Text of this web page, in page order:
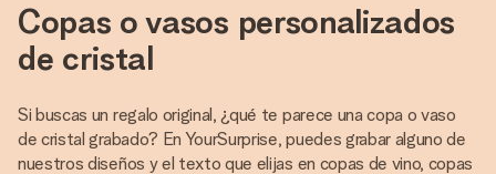
Copas o vasos personalizados
de cristal
Si buscas un regalo original, ¿qué te parece una copa o vaso
de cristal grabado? En YourSurprise, puedes grabar alguno de
nuestros diseños y el texto que elijas en copas de vino, copas